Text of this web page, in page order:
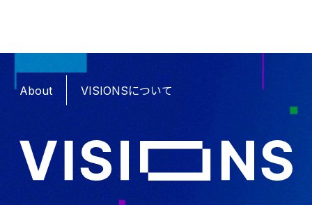
About VISIONSについて